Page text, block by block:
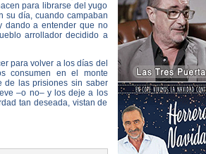
para librarse del yugo
su día, cuando campaban
dando a entender que no
arrollador decidido a
para volver a los días del
consumen en el monte
de las prisiones sin saber
–o no– y los deje a los
tan deseada, vistan de